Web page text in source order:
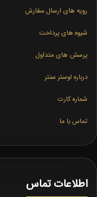
رویه های ارسال سفارش
شیوه های پرداخت
پرسش های متداول
درباره لوستر سنتر
شماره کارت
تماس با ما
اطلاعات تماس